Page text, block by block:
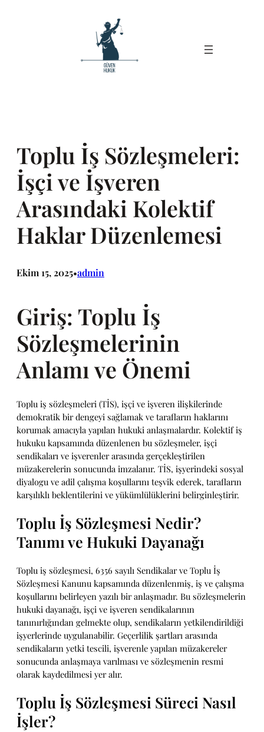
Toplu İş Sözleşmeleri:
İşçi ve İşveren
Arasındaki Kolektif
Haklar Düzenlemesi
Ekim 15, 2025•admin
Giriş: Toplu İş
Sözleşmelerinin
Anlamı ve Önemi
Toplu iş sözleşmeleri (TİS), işçi ve işveren ilişkilerinde
demokratik bir dengeyi sağlamak ve tarafların haklarını
korumak amacıyla yapılan hukuki anlaşmalardır. Kolektif iş
hukuku kapsamında düzenlenen bu sözleşmeler, işçi
sendikaları ve işverenler arasında gerçekleştirilen
müzakerelerin sonucunda imzalanır. TİS, işyerindeki sosyal
diyalogu ve adil çalışma koşullarını teşvik ederek, tarafların
karşılıklı beklentilerini ve yükümlülüklerini belirginleştirir.
Toplu İş Sözleşmesi Nedir?
Tanımı ve Hukuki Dayanağı
Toplu iş sözleşmesi, 6356 sayılı Sendikalar ve Toplu İş
Sözleşmesi Kanunu kapsamında düzenlenmiş, iş ve çalışma
koşullarını belirleyen yazılı bir anlaşmadır. Bu sözleşmelerin
hukuki dayanağı, işçi ve işveren sendikalarının
tanınırlığından gelmekte olup, sendikaların yetkilendirildiği
işyerlerinde uygulanabilir. Geçerlilik şartları arasında
sendikaların yetki tescili, işverenle yapılan müzakereler
sonucunda anlaşmaya varılması ve sözleşmenin resmi
olarak kaydedilmesi yer alır.
Toplu İş Sözleşmesi Süreci Nasıl
İşler?